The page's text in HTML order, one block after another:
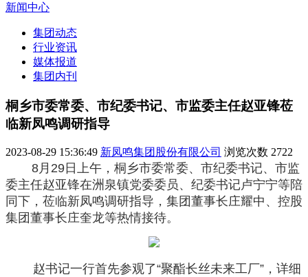
新闻中心
集团动态
行业资讯
媒体报道
集团内刊
桐乡市委常委、市纪委书记、市监委主任赵亚锋莅
临新凤鸣调研指导
2023-08-29 15:36:49 新凤鸣集团股份有限公司 浏览次数 2722
8月29日上午，桐乡市委常委、市纪委书记、市监
委主任赵亚锋在洲泉镇党委委员、纪委书记卢宁宁等陪
同下，莅临新凤鸣调研指导，集团董事长庄耀中、控股
集团董事长庄奎龙等热情接待。
赵书记一行首先参观了“聚酯长丝未来工厂”，详细